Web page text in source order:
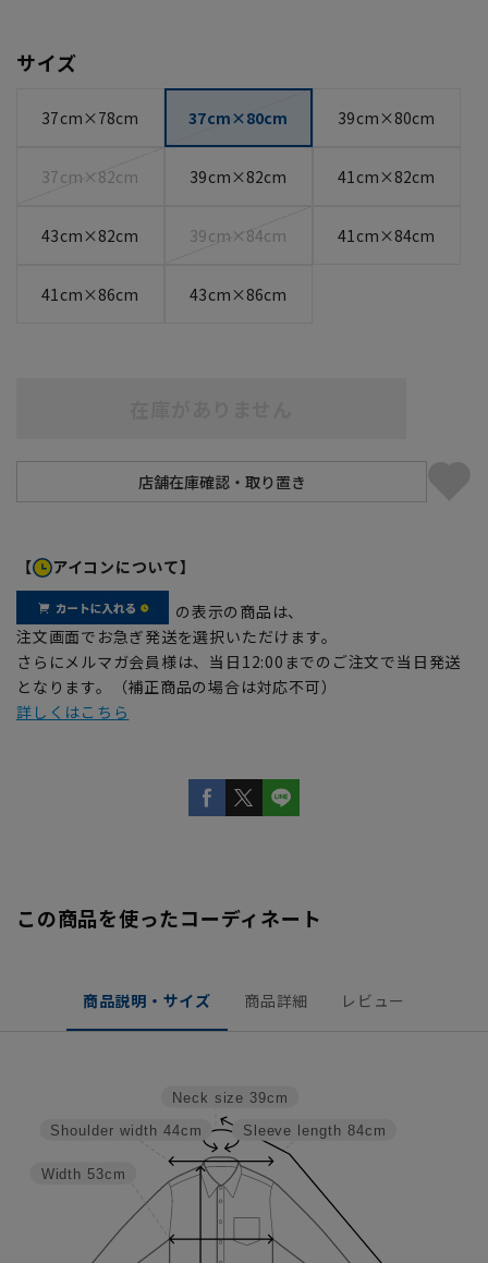
サイズ
37cm×78cm 37cm×80cm 39cm×80cm
37cm×82cm 39cm×82cm 41cm×82cm
43cm×82cm 39cm×84cm 41cm×84cm
41cm×86cm 43cm×86cm
【 アイコンについて】
の表示の商品は、
注文画面でお急ぎ発送を選択いただけます。
さらにメルマガ会員様は、当日12:00までのご注文で当日発送
となります。（補正商品の場合は対応不可）
詳しくはこちら
この商品を使ったコーディネート
商品説明・サイズ 商品詳細 レビュー
Sleeve length 84cm
Neck size 39cm
Width 53cm
Shoulder width 44cm